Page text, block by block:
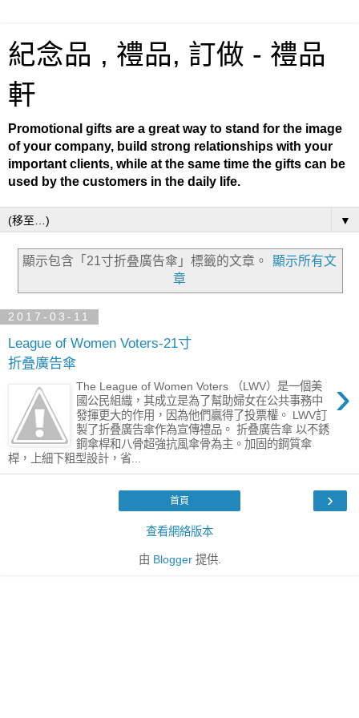
紀念品 , 禮品, 訂做 - 禮品
軒
Promotional gifts are a great way to stand for the image
of your company, build strong relationships with your
important clients, while at the same time the gifts can be
used by the customers in the daily life.
▼
顯示包含「21寸折叠廣告傘」 標籤的文章。
顯示所有文
章
2017-03-11
League of Women Voters-21寸
折叠廣告傘
›
The League of Women Voters （LWV）是一個美
國公民組織，其成立是為了幫助婦女在公共事務中
發揮更大的作用，因為他們贏得了投票權。 LWV訂
製了折叠廣告傘作為宣傳禮品。 折叠廣告傘 以不銹
鋼傘桿和八骨超強抗風傘骨為主。加固的鋼質傘
桿，上細下粗型設計，省...
›
首頁
查看網絡版本
由 Blogger提供.